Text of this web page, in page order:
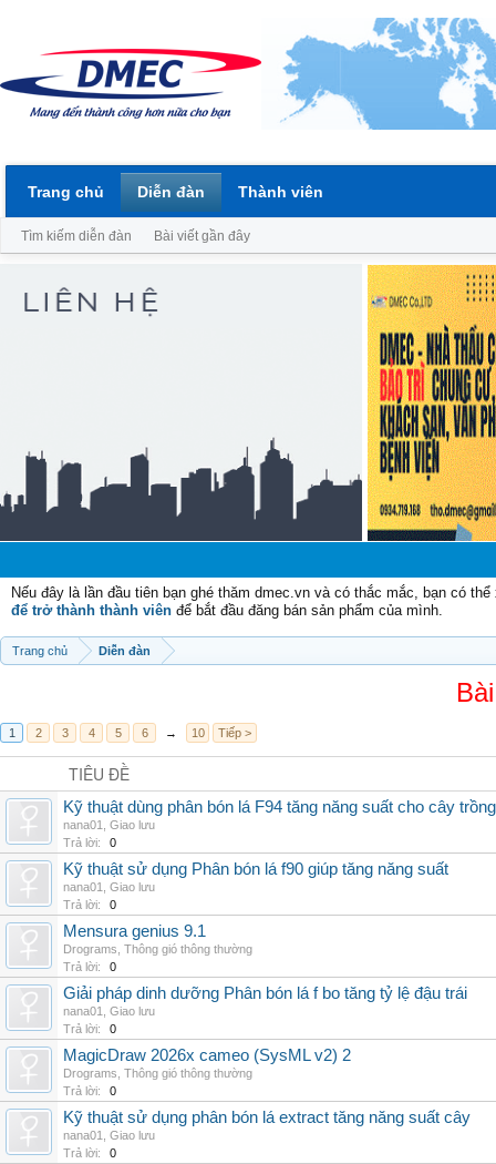
Nếu đây là lần đầu tiên bạn ghé thăm dmec.vn và có thắc mắc, bạn có
để trở thành thành viên để bắt đầu đăng bán sản phẩm của mình.
Trang chủ Diễn đàn
1 2 3 4 5 6 → 10 Tiếp >
TIÊU ĐỀ
Kỹ thuật dùng phân bón lá F94 tăng năng suất cho cây trồng
nana01
Giao lưu
Trả lời:
0
Kỹ thuật sử dụng Phân bón lá f90 giúp tăng năng suất
nana01
Giao lưu
Trả lời:
0
Mensura genius 9.1
Drograms Thông gió thông thường
Trả lời:
0
Giải pháp dinh dưỡng Phân bón lá f bo tăng tỷ lệ đậu trái
nana01
Giao lưu
Trả lời:
0
MagicDraw 2026x cameo (SysML v2) 2
Drograms Thông gió thông thường
Trả lời:
0
Kỹ thuật sử dụng phân bón lá extract tăng năng suất cây
nana01
Giao lưu
Trả lời:
0
Trang chủ Diễn đàn
Tìm kiếm diễn đàn Bài viết gần đây
Thành viên